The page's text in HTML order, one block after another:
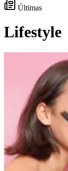
Últimas
Lifestyle